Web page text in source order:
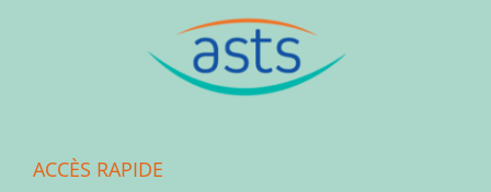
ACCÈS RAPIDE